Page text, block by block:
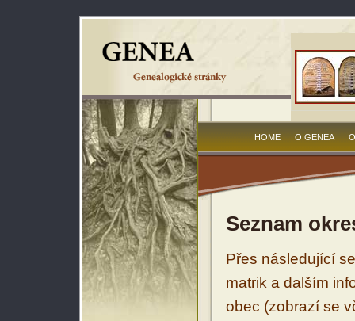
HOME O GENEA
Seznam
Přes následující
matrik a dalším
obec (zobrazí se